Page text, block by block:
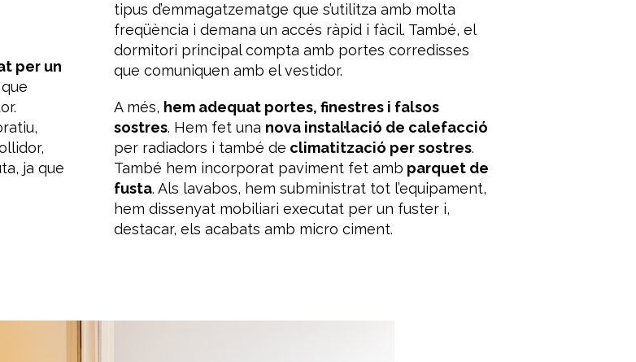
per un
que
ja que
tipus d’emmagatzematge que s’utilitza amb molta
freqüència i demana un accés ràpid i fàcil. També, el
dormitori principal compta amb portes corredisses
que comuniquen amb el vestidor.
A més, hem adequat portes, finestres i falsos
sostres. Hem fet una nova instal·lació de calefacció
per radiadors i també de climatització per sostres.
També hem incorporat paviment fet amb parquet de
fusta. Als lavabos, hem subministrattot l’equipament,
hem dissenyat mobiliari executatper un fuster i,
destacar, els acabats amb micro ciment.